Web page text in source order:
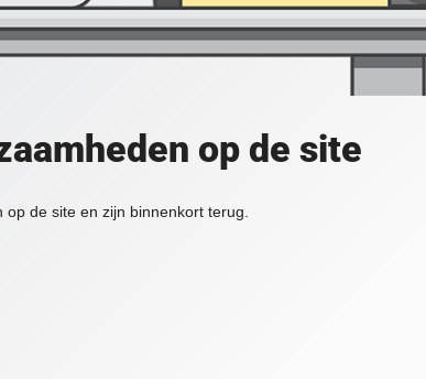
op de site
de site en zijn binnenkort terug.